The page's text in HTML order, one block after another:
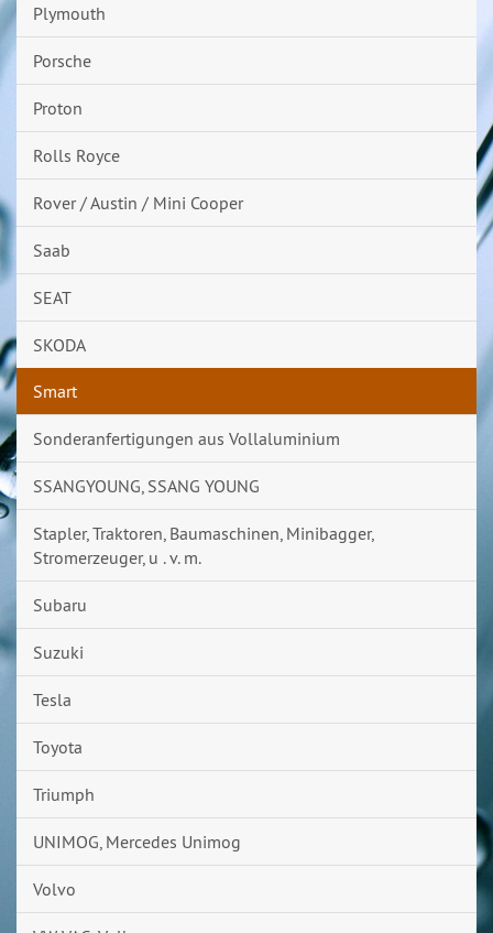
Plymouth
Porsche
Proton
Rolls Royce
Rover / Austin / Mini Cooper
Saab
SEAT
SKODA
Smart
Sonderanfertigungen aus Vollaluminium
SSANGYOUNG, SSANG YOUNG
Stapler, Traktoren, Baumaschinen, Minibagger,
Stromerzeuger, u . v. m.
Subaru
Suzuki
Tesla
Toyota
Triumph
UNIMOG, Mercedes Unimog
Volvo